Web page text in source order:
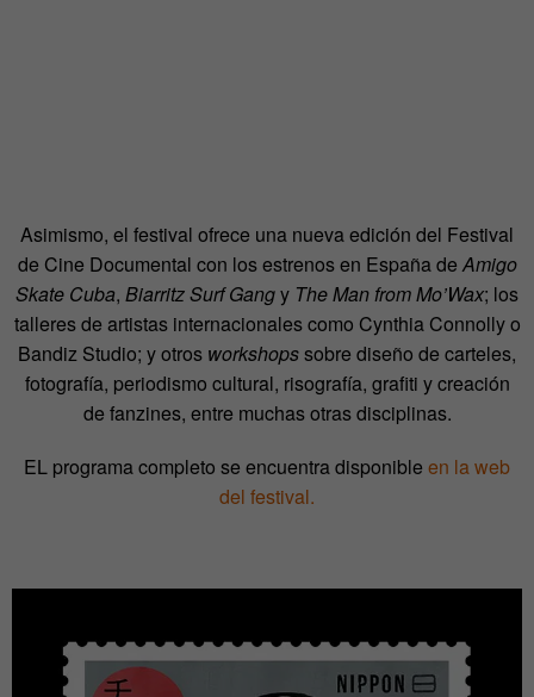
Asimismo, el festival ofrece una nueva edición del Festival
de Cine Documental con los estrenos en España deAmigo
Skate Cuba, Biarritz Surf Gangy The Man from Mo’Wax; los
talleres de artistas internacionales como Cynthia Connolly o
Bandiz Studio; y otros workshopssobre diseño de carteles,
fotografía, periodismo cultural, risografía, grafiti y creación
de fanzines, entre muchas otras disciplinas.
EL programa completo se encuentra disponible en la web
del festival.